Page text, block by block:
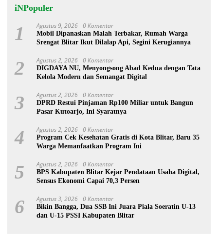
iNPopuler
1 Agustus 9, 2026 0 Komentar
Mobil Dipanaskan Malah Terbakar, Rumah Warga
Srengat Blitar Ikut Dilalap Api, Segini Kerugiannya
2 Agustus 2, 2026 0 Komentar
DIGDAYA NU, Menyongsong Abad Kedua dengan Tata
Kelola Modern dan Semangat Digital
3 Agustus 2, 2026 0 Komentar
DPRD Restui Pinjaman Rp100 Miliar untuk Bangun
Pasar Kutoarjo, Ini Syaratnya
4 Agustus 2, 2026 0 Komentar
Program Cek Kesehatan Gratis di Kota Blitar, Baru 35
Warga Memanfaatkan Program Ini
5 Agustus 2, 2026 0 Komentar
BPS Kabupaten Blitar Kejar Pendataan Usaha Digital,
Sensus Ekonomi Capai 70,3 Persen
6 Agustus 3, 2026 0 Komentar
Bikin Bangga, Dua SSB Ini Juara Piala Soeratin U-13
dan U-15 PSSI Kabupaten Blitar